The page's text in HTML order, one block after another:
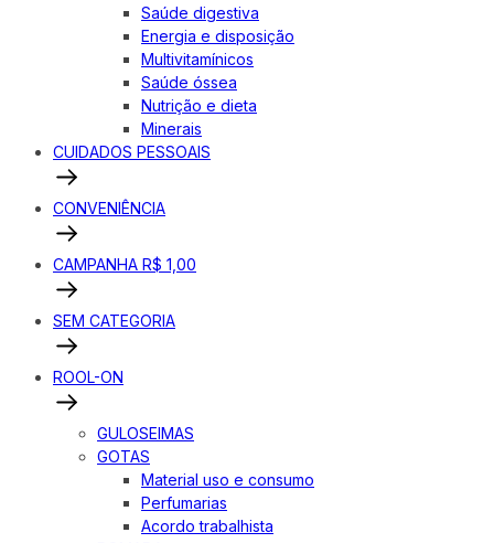
Saúde digestiva
Energia e disposição
Multivitamínicos
Saúde óssea
Nutrição e dieta
Minerais
CUIDADOS PESSOAIS
CONVENIÊNCIA
CAMPANHA R$ 1,00
SEM CATEGORIA
ROOL-ON
GULOSEIMAS
GOTAS
Material uso e consumo
Perfumarias
Acordo trabalhista